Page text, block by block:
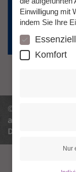
© 2013 - 2026
aupair.com
Einwilligung mit
indem Sie Ihre
Essenziell
Komfort
Nur